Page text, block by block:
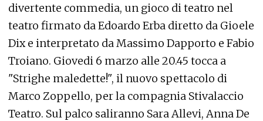
divertente commedia, un gioco di teatro nel
teatro firmato da Edoardo Erba diretto da Gioele
Dix e interpretato da Massimo Dapporto e Fabio
Troiano. Giovedi 6 marzo alle 20.45 tocca a
"Strighe maledette!", il nuovo spettacolo di
Marco Zoppello, per la compagnia Stivalaccio
Teatro. Sul palco saliranno Sara Allevi, Anna De